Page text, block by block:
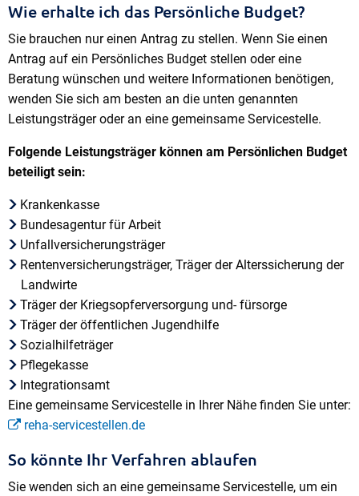
Wie erhalte ich das Persönliche Budget?
Sie brauchen nur einen Antrag zu stellen. Wenn Sie einen
Antrag auf ein Persönliches Budget stellen oder eine
Beratung wünschen und weitere Informationen benötigen,
wenden Sie sich am besten an die unten genannten
Leistungsträger oder an eine gemeinsame Servicestelle.
Folgende Leistungsträger können am Persönlichen Budget
beteiligt sein:
Krankenkasse
Bundesagentur für Arbeit
Unfallversicherungsträger
Rentenversicherungsträger, Träger der Alterssicherung der
Landwirte
Träger der Kriegsopferversorgung und- fürsorge
Träger der öffentlichen Jugendhilfe
Sozialhilfeträger
Pflegekasse
Integrationsamt
Eine gemeinsame Servicestelle in Ihrer Nähe finden Sie unter:
reha-servicestellen.de
So könnte Ihr Verfahren ablaufen
Sie wenden sich an eine gemeinsame Servicestelle, um ein